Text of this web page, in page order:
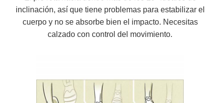
inclinación, así que tiene problemas para estabilizar el
cuerpo y no se absorbe bien el impacto. Necesitas
calzado con control del movimiento.